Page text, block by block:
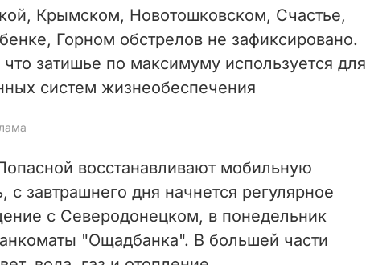
Крымском, Новотошковском, Счастье,
Горном обстрелов не зафиксировано.
затишье по максимуму используется для
систем жизнеобеспечения
восстанавливают мобильную
с завтрашнего дня начнется регулярное
с Северодонецком, в понедельник
"Ощадбанка". В большей части